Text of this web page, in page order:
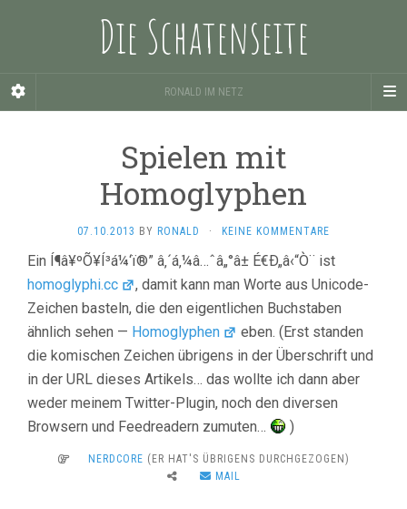
Die Schatenseite
RONALD IM NETZ
Spielen mit
Homoglyphen
07.10.2013 BY RONALD · KEINE KOMMENTARE
Ein Í¶â¥ºÕ¥Í³á¼‘ï®” â‚´á‚¼â…ˆâ„°â± É€Ð„â‹“Ò¨ ist
homoglyphi.cc
, damit kann man Worte aus Unicode-
Zeichen basteln, die den eigentlichen Buchstaben
ähnlich sehen — Homoglyphen
eben. (Erst standen
die komischen Zeichen übrigens in der Überschrift und
in der URL dieses Artikels… das wollte ich dann aber
weder meinem Twitter-Plugin, noch den diversen
Browsern und Feedreadern zumuten…
)
NERDCORE (ER HAT'S ÜBRIGENS DURCHGEZOGEN)
MAIL